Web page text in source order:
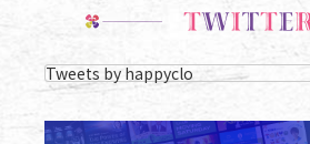
新しい景色に出会おう！ホライ
広がる夏空が気持ちいい季節ですね…！
ホライズンとは「地平線」や「水平線」。
ださい！
Tweets by happyclo